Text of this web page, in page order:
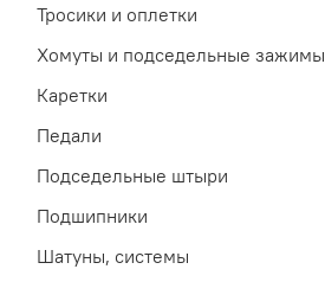
Тросики и оплетки
Хомуты и подседельные зажимы
Каретки
Педали
Подседельные штыри
Подшипники
Шатуны, системы